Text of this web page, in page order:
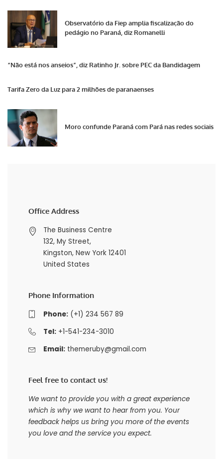
Observatório da Fiep amplia fiscalização do
pedágio no Paraná, diz Romanelli
“Não está nos anseios”, diz Ratinho Jr. sobre PEC da Bandidagem
Tarifa Zero da Luz para 2 milhões de paranaenses
Moro confunde Paraná com Pará nas redes sociais
Office Address
The Business Centre
132, My Street,
Kingston, New York 12401
United States
Phone Information
Phone:(+1) 234 567 89
Tel:+1-541-234-3010
Email: themeruby@gmail.com
Feel free to contact us!
We want to provide you with a great experience
which is why we want to hear from you. Your
feedback helps us bring you more of the events
you love and the service you expect.